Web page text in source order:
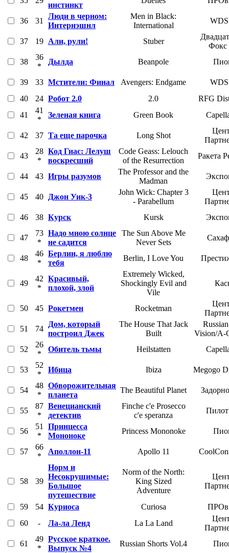
инстинкт
36 31
Люди в черном:
Интернэшнл
Men in Black:
International
37 19 Али, рули! Stuber
38
36
*
Дылда Beanpole
39 33 Мстители: Финал Avengers: Endgame
40
24 Робот 2.0 2.0
RFG
41
41
*
Зеленая книга Green Book
42 37 Та еще парочка Long Shot
43
28
*
Код Гиас: Лелуш
воскресший
Code Geass: Lelouch
of the Resurrection
Ракета
44 43 Игры разумов
The Professor and the
Madman
45 40 Джон Уик-3
John Wick: Chapter 3
- Parabellum
46
38 Курск Kursk
47
73
*
Надо мною солнце
не садится
The Sun Above Me
Never Sets
48
46
*
Берлин, я люблю
тебя
Berlin, I Love You
49
42
*
Красивый,
плохой, злой
Extremely Wicked,
Shockingly Evil and
Vile
50 45 Рокетмен Rocketman
51
74
Дом, который
построил Джек
The House That Jack
Built
Vision/A-
52
26
*
Обитель тьмы Heilstatten
53
52
*
Ибица Ibiza Megogo
54
48
*
Обворожительная
планета
The Beautiful Planet
55
87
*
Венецианский
детектив
Finche c'e Prosecco
c'e speranza
56
51
*
Принцесса
Мононоке
Princess Mononoke
57
66
*
Аполлон-11 Apollo 11
58 39
Норм и
Несокрушимые:
Большое
путешествие
Norm of the North:
King Sized
Adventure
59 54 Куриоса Curiosa
60
- Ла-ла Ленд La La Land
61
49
*
Русское краткое.
Выпуск №4
Russian Shorts Vol.4